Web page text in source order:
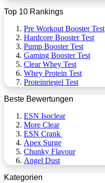
Top 10 Rankings
Pre Workout Booster Test
Hardcore Booster Test
Pump Booster Test
Gaming Booster Test
Clear Whey Test
Whey Protein Test
Proteinriegel Test
Beste Bewertungen
ESN Isoclear
More Clear
ESN Crank
Apex Surge
Chunky Flavour
Angel Dust
Kategorien